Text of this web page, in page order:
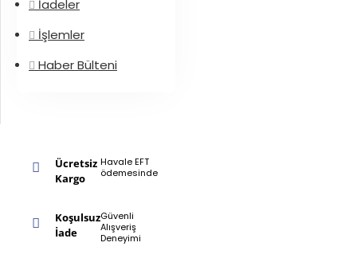
İadeler
İşlemler
Haber Bülteni
Ücretsiz
Kargo
Havale EFT
ödemesinde
Koşulsuz
İade
Güvenli
Alışveriş
Deneyimi